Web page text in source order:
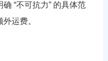
“不可抗力” 的具体范
运费。